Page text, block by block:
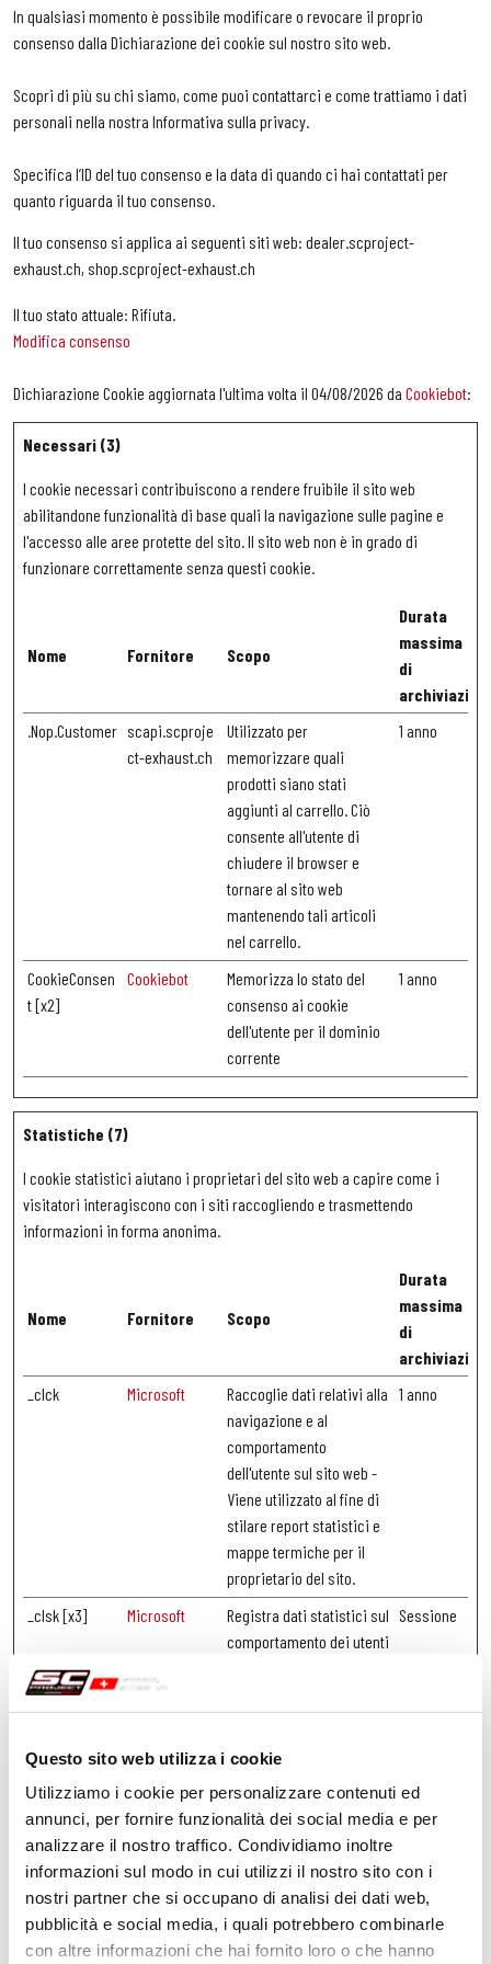
Questo sito web utilizza i cookie
Utilizziamo i cookie per personalizzare contenuti ed
annunci, per fornire funzionalità dei social media e per
analizzare il nostro traffico. Condividiamo inoltre
informazioni sul modo in cui utilizzi il nostro sito con i
nostri partner che si occupano di analisi dei dati web,
pubblicità e social media, i quali potrebbero combinarle
con altre informazioni che hai fornito loro o che hanno
In qualsiasi momento è possibile modificare o revocare il proprio
consenso dalla Dichiarazione dei cookie sul nostro sito web.
Scopri di più su chi siamo, come puoi contattarci e come trattiamo i dati
personali nella nostra Informativa sulla privacy.
Specifica l’ID del tuo consenso e la data di quando ci hai contattati per
quanto riguarda il tuo consenso.
Il tuo consenso si applica ai seguenti siti web: dealer.scproject-
exhaust.ch, shop.scproject-exhaust.ch
Il tuo stato attuale: Rifiuta.
Modifica consenso
Dichiarazione Cookie aggiornata l'ultima volta il 04/08/2026 da Cookiebot:
Necessari (3)
I cookie necessari contribuiscono a rendere fruibile il sito web
abilitandone funzionalità di base quali la navigazione sulle pagine e
l'accesso alle aree protette del sito. Il sito web non è in grado di
funzionare correttamente senza questi cookie.
Nome Fornitore Scopo
Durata
massima
di
.Nop.Customer scapi.scproje
ct-exhaust.ch
Utilizzato per
memorizzare quali
prodotti siano stati
aggiunti al carrello. Ciò
consente all'utente di
chiudere il browser e
tornare al sito web
mantenendo tali articoli
nel carrello.
1 anno
CookieConsen
t [x2]
Cookiebot
Memorizza lo stato del
consenso ai cookie
dell'utente per il dominio
corrente
1 anno
Statistiche (7)
I cookie statistici aiutano i proprietari del sito web a capire come i
visitatori interagiscono con i siti raccogliendo e trasmettendo
informazioni in forma anonima.
Nome Fornitore Scopo
Durata
massima
di
_clck
Microsoft
Raccoglie dati relativi alla
navigazione e al
comportamento
dell'utente sul sito web -
Viene utilizzato al fine di
stilare report statistici e
mappe termiche per il
proprietario del sito.
1 anno
_clsk [x3] Microsoft
Registra dati statistici sul
comportamento dei utenti
l'analisi interna
Sessione
_cltk Microsoft
Registra dati statistici sul
comportamento dei utenti
sul sito web. Questi
vengono utilizzati per
l'analisi interna
dall'operatore del sito.
Sessione
_ga_VNJYDGV
scproject-
Utilizzato da Google
Sessione